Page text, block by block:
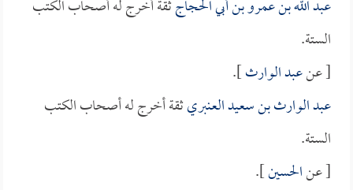
عبد الله بن عمرو بن أبي الحجاجثقة أخرج له أصحاب الكتب
الستة.
[ عنعبد الوارث].
عبد الوارث بن سعيد العنبريثقة أخرج له أصحاب الكتب
الستة.
[ عنالحسين].